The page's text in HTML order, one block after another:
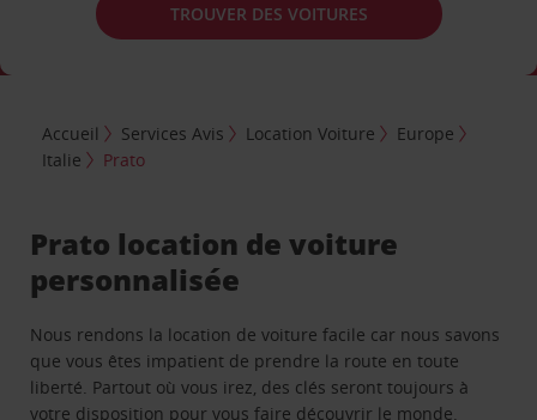
TROUVER DES VOITURES
Accueil Services Avis Location Voiture
Europe
Italie
Prato
Prato location de voiture
personnalisée
Nous rendons la location de voiture facile car nous savons
que vous êtes impatient de prendre la route en toute
liberté. Partout où vous irez, des clés seront toujours à
votre disposition pour vous faire découvrir le monde.